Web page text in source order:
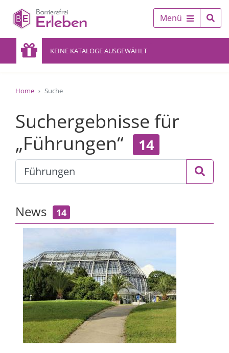
Menü
KEINE KATALOGE AUSGEWÄHLT
Home Suche
Suchergebnisse für
„Führungen“
14
News 14